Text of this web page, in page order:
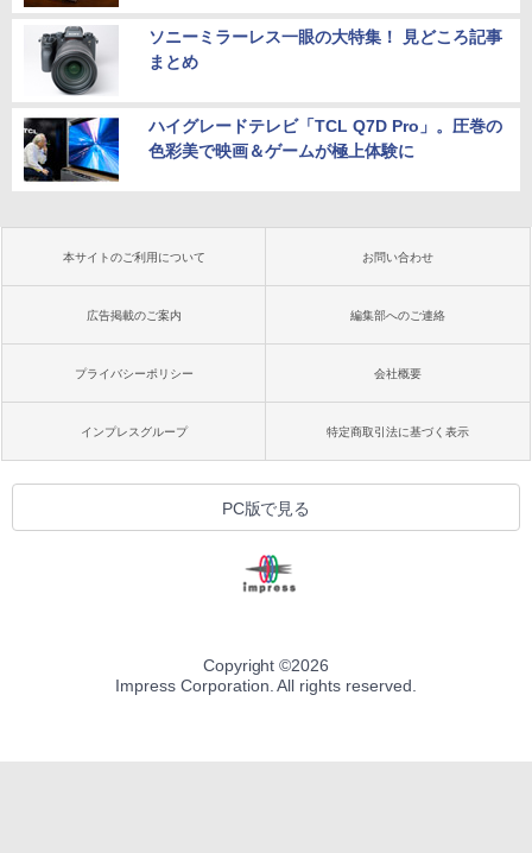
ソニーミラーレス一眼の大特集！ 見どころ記事
まとめ
ハイグレードテレビ「TCL Q7D Pro」。圧巻の
色彩美で映画＆ゲームが極上体験に
本サイトのご利用について お問い合わせ
広告掲載のご案内 編集部へのご連絡
プライバシーポリシー 会社概要
インプレスグループ 特定商取引法に基づく表示
PC版で見る
Copyright ©2026
Impress Corporation. All rights reserved.